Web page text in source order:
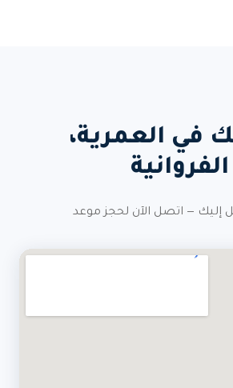
في العمرية،
الفروانية
إليك — اتصل الآن لحجز موعد